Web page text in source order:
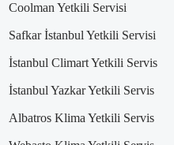
Coolman Yetkili Servisi
Safkar İstanbul Yetkili Servisi
İstanbul Climart Yetkili Servis
İstanbul Yazkar Yetkili Servis
Albatros Klima Yetkili Servis